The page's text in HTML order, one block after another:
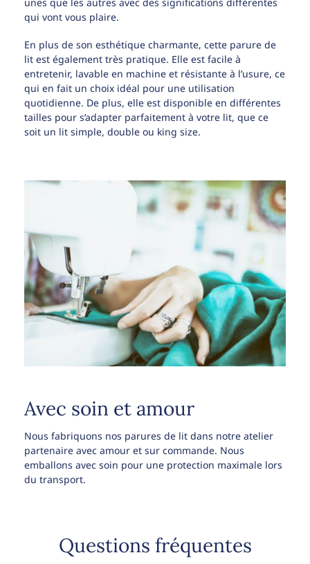
qui vont vous plaire.
En plus de son esthétique charmante, cette parure de
lit est également très pratique. Elle est facile à
entretenir, lavable en machine et résistante à l’usure, ce
qui en fait un choix idéal pour une utilisation
quotidienne. De plus, elle est disponible en différentes
tailles pour s’adapter parfaitement à votre lit, que ce
soit un lit simple, double ou king size.
Avec soin et amour
Nous fabriquons nos parures de lit dans notre atelier
partenaire avec amour et sur commande. Nous
emballons avec soin pour une protection maximale lors
du transport.
Questions fréquentes